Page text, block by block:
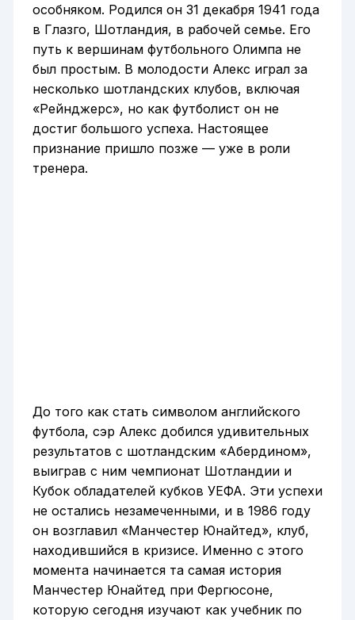
особняком. Родился он 31 декабря 1941 года
в Глазго, Шотландия, в рабочей семье. Его
путь к вершинам футбольного Олимпа не
был простым. В молодости Алекс играл за
несколько шотландских клубов, включая
«Рейнджерс», но как футболист он не
достиг большого успеха. Настоящее
признание пришло позже — уже в роли
тренера.
До того как стать символом английского
футбола, сэр Алекс добился удивительных
результатов с шотландским «Абердином»,
выиграв с ним чемпионат Шотландии и
Кубок обладателей кубков УЕФА. Эти успехи
не остались незамеченными, и в 1986 году
он возглавил «Манчестер Юнайтед», клуб,
находившийся в кризисе. Именно с этого
момента начинается та самая история
Манчестер Юнайтед при Фергюсоне,
которую сегодня изучают как учебник по